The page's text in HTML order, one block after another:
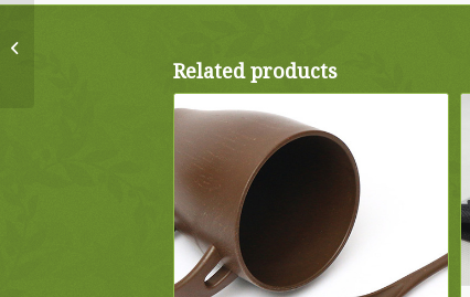
Related products